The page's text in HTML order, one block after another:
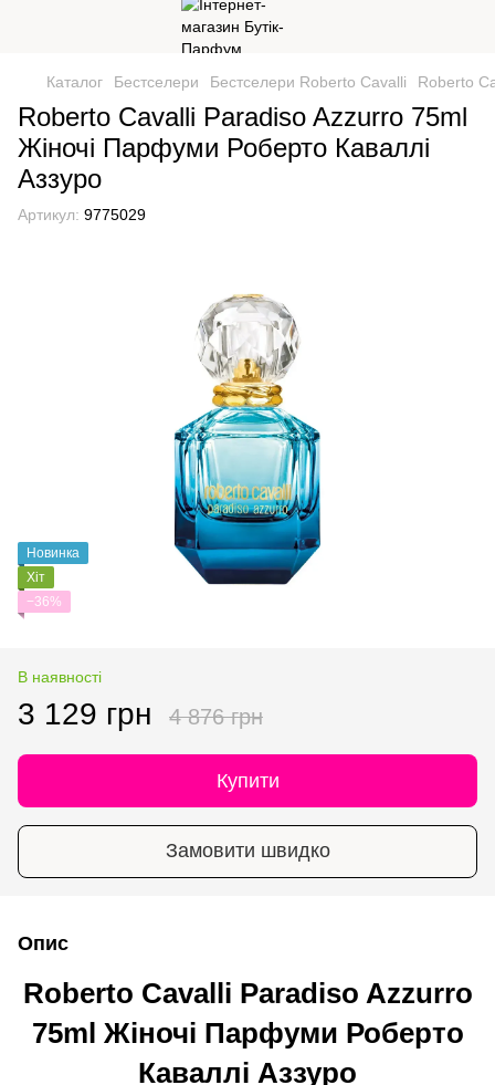
Каталог Бестселери Бестселери Roberto Cavalli Roberto
Roberto Cavalli Paradiso Azzurro 75ml
Жіночі Парфуми Роберто Каваллі
Аззуро
Артикул: 9775029
Новинка
Хіт
−36%
В наявності
3 129 грн 4 876 грн
Купити
Замовити швидко
Опис
Roberto Cavalli Paradiso Azzurro
75ml Жіночі Парфуми Роберто
Каваллі Аззуро